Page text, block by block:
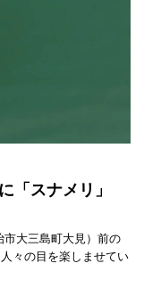
「スナメリ」
大三島町大見）前の
々の目を楽しませてい